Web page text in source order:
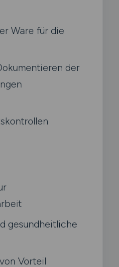
Ware für die
der
gesundheitliche
Vorteil